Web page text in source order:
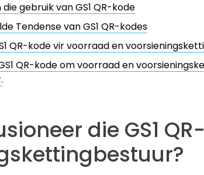
gebruik van GS1 QR-kode
Tendense van GS1 QR-kodes
QR-kode vir voorraad en
QR-kode om voorraad en
die GS1